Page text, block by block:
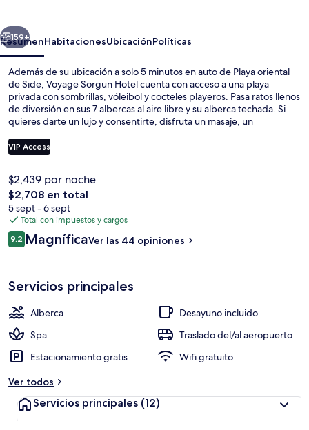
Siguiente
159+
ResumenHabitacionesUbicaciónPolíticas
Además de su ubicación a solo 5 minutos en auto de Playa oriental
de Side, Voyage Sorgun Hotel cuenta con acceso a una playa
privada con sombrillas, vóleibol y cocteles playeros. Pasa ratos llenos
de diversión en sus 7 albercas al aire libre y su alberca techada. Si
quieres darte un lujo y consentirte, disfruta un masaje, un
en sus 8 restaurantes, y si quieres tomar un coctel, los 10 bares o
lounges son un buen lugar. Otros servicios y amenidades a destacar
bar junto a la alberca.
VIP Access
$2,439 por noche
El
precio
total
es
de
$2,708 en total
5 sept - 6 sept
Total con impuestos y cargos
Opiniones
9.29.2 de 10,
MagníficaVer las 44 opiniones
Servicios principales
Alberca
Desayuno incluido
Spa
Traslado del/al aeropuerto
Estacionamiento gratis
Wifi gratuito
Ver todos
Servicios principales (12)